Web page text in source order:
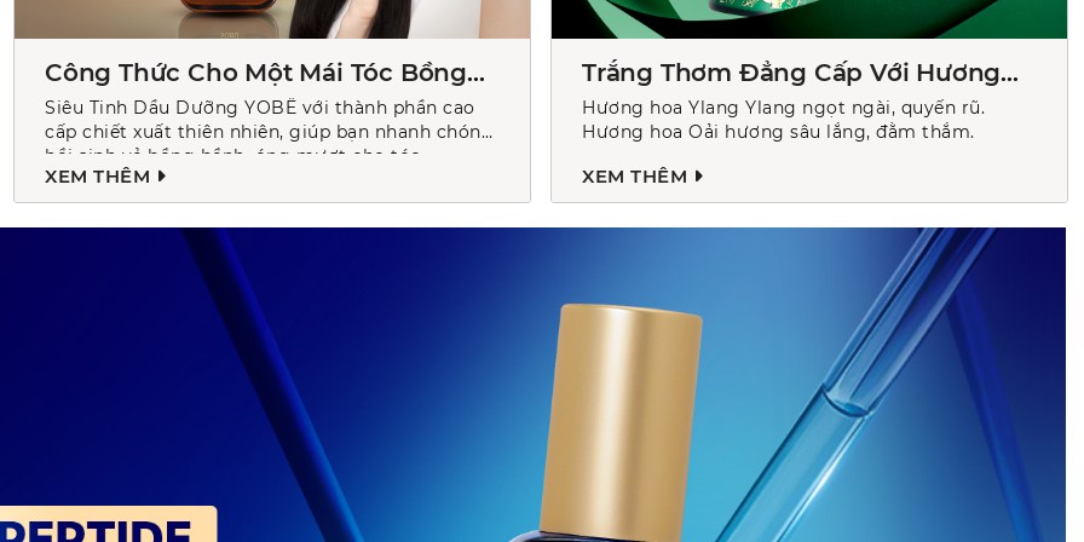
Công Thức Cho Một Mái Tóc Bồng
Bềnh Bóng Mượt
Siêu Tinh Dầu Dưỡng YOBË với thành phần cao
cấp chiết xuất thiên nhiên, giúp bạn nhanh chóng
hồi sinh vẻ bồng bềnh, óng mượt cho tóc.
XEM THÊM
Trắng Thơm Đẳng Cấp Với Hương
Hoa Pháp
Hương hoa Ylang Ylang ngọt ngài, quyến rũ.
Hương hoa Oải hương sâu lắng, đằm thắm.
XEM THÊM